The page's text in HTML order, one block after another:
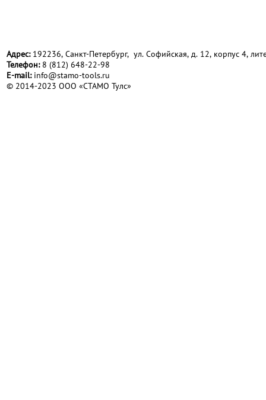
Адрес:192236, Санкт-Петербург, ул. Софийская, д. 12, корпус 4,
Телефон:8 (812) 648-22-98
Е-mail: info@stamo-tools.ru
© 2014-2023 ООО «СТАМО Тулс»